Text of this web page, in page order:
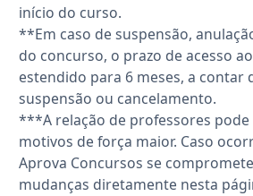
início do curso.
**Em caso de suspensão,
do concurso, o prazo de acesso
estendido para 6 meses, a contar
suspensão ou cancelamento.
***A relação de professores
motivos de força maior. Caso
Aprova Concursos se
mudanças diretamente nesta